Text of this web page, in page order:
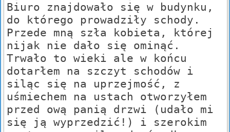
Biuro znajdowało się w budynku,
do którego prowadziły schody.
Przede mną szła kobieta, której
nijak nie dało się ominąć.
Trwało to wieki ale w końcu
dotarłem na szczyt schodów i
siląc się na uprzejmość, z
uśmiechem na ustach otworzyłem
przed ową panią drzwi (udało mi
się ją wyprzedzić!) i szerokim